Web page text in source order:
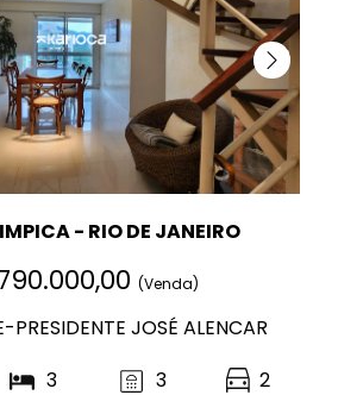
- RIO DE JANEIRO
(Venda)
PRESIDENTE JOSÉ ALENCAR
3 3 2